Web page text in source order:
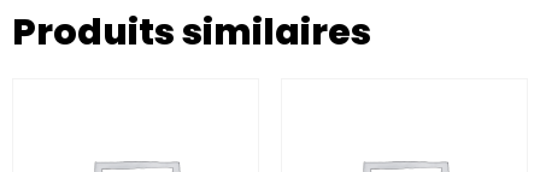
Produits similaires